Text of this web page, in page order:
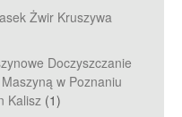
Żwir Kruszywa
Doczyszczanie
w Poznaniu
Kalisz (1)